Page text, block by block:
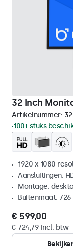
32 Inch
Artikelnummer:
100+ stuks
1920 x 1080
Aansluitingen:
Montage:
Buitenmaat:
€ 599,00
€ 724,79 incl. btw